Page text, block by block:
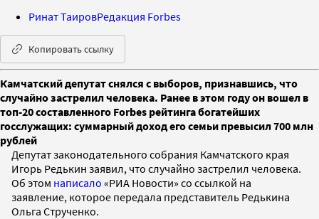
Ринат ТаировРедакция Forbes
Копировать ссылку
Камчатский депутат снялся с выборов, признавшись, что
случайно застрелил человека. Ранее в этом году он вошел в
топ-20 составленного Forbes рейтинга богатейших
госслужащих: суммарный доход его семьи превысил 700 млн
рублей
Депутат законодательного собрания Камчатского края
Игорь Редькин заявил, что случайно застрелил человека.
Об этом написало «РИА Новости» со ссылкой на
заявление, которое передала представитель Редькина
Ольга Струченко.